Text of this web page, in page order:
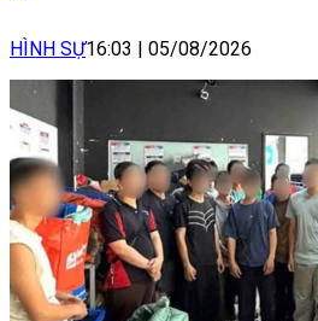
HÌNH SỰ16:03 | 05/08/2026